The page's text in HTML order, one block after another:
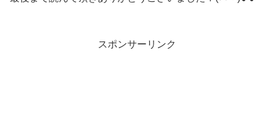
スポンサーリンク